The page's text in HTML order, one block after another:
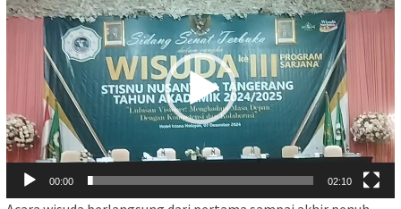
Video
00:00 02:10